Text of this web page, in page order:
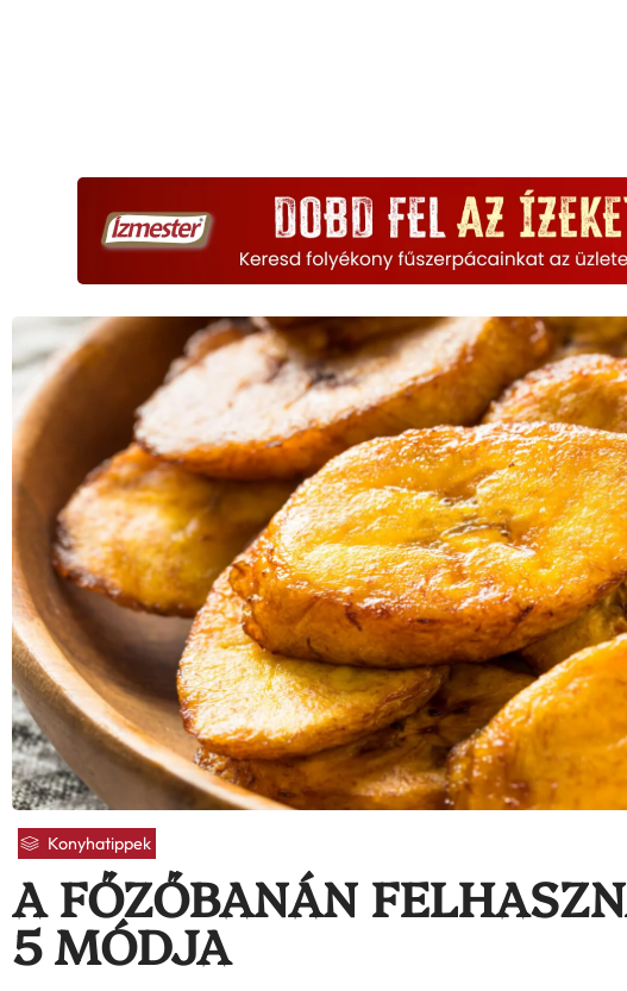
Konyhatippek
A FŐZŐBANÁN
5 MÓDJA